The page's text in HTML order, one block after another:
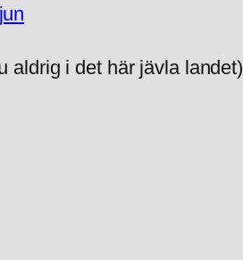
aldrig i det här jävla landet)